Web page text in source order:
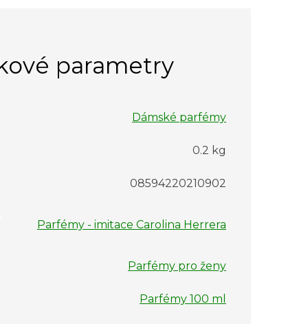
parametry
Dámské parfémy
0.2 kg
08594220210902
Parfémy - imitace Carolina Herrera
Parfémy pro ženy
Parfémy 100 ml